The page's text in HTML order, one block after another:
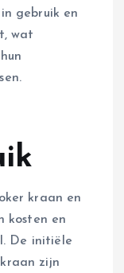
gebruik en
wat
kraan en
kosten en
De initiële
zijn